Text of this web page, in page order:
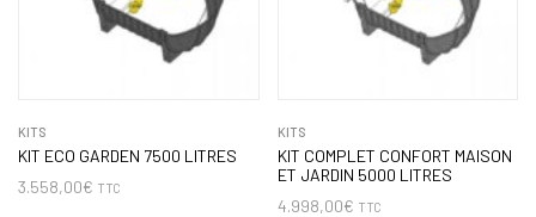
KITS
KIT ECO GARDEN 7500 LITRES
3.558,00€ TTC
KITS
KIT COMPLET CONFORT MAISON
ET JARDIN 5000 LITRES
4.998,00€ TTC